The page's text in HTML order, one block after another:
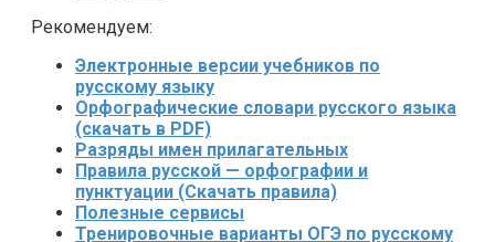
Рекомендуем:
Электронные версии учебников по
русскому языку
Орфографические словари русского языка
(скачать в PDF)
Разряды имен прилагательных
Правила русской — орфографии и
пунктуации (Скачать правила)
Полезные сервисы
Тренировочные варианты ОГЭ по русскому